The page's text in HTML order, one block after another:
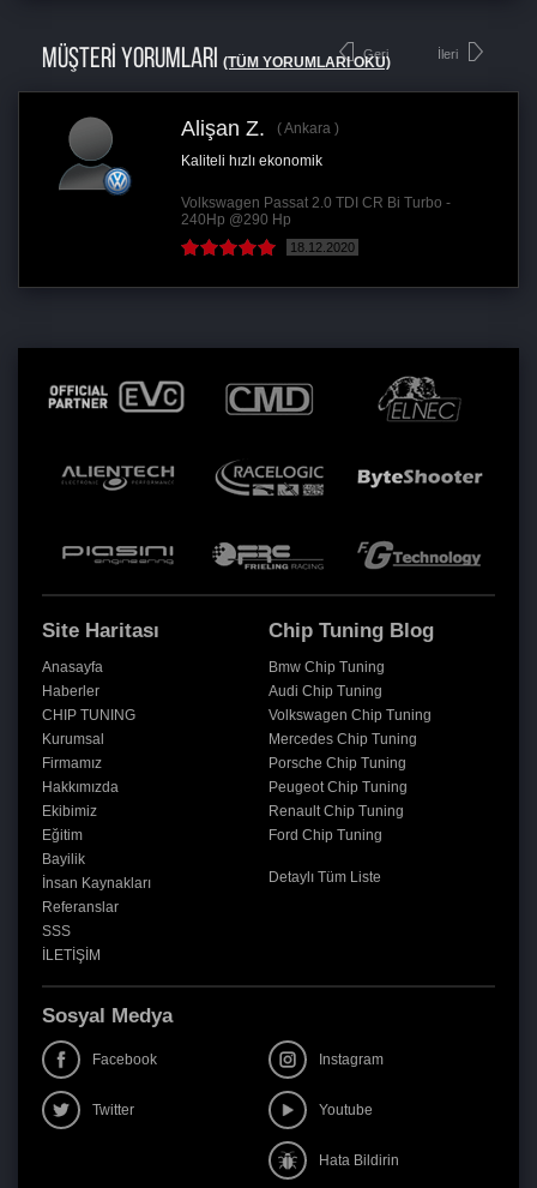
MÜŞTERİ YORUMLARI (TÜM YORUMLARI OKU)
Geri
Alişan Z.
Ankara
Kaliteli hızlı ekonomik
Volkswagen Passat 2.0 TDI CR Bi Turbo -
240Hp @290 Hp
18.12.2020
İleri
Site Haritası
Anasayfa
Haberler
CHIP TUNING
Kurumsal
Firmamız
Hakkımızda
Ekibimiz
Eğitim
Bayilik
İnsan Kaynakları
Referanslar
SSS
İLETİŞİM
Chip Tuning Blog
Bmw Chip Tuning
Audi Chip Tuning
Volkswagen Chip Tuning
Mercedes Chip Tuning
Porsche Chip Tuning
Peugeot Chip Tuning
Renault Chip Tuning
Ford Chip Tuning
Detaylı Tüm Liste
Sosyal Medya
Facebook Instagram
Twitter Youtube
Hata Bildirin